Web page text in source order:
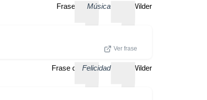
Frase de Música | Billy Wilder
Ver frase
Frase de Felicidad| Billy Wilder